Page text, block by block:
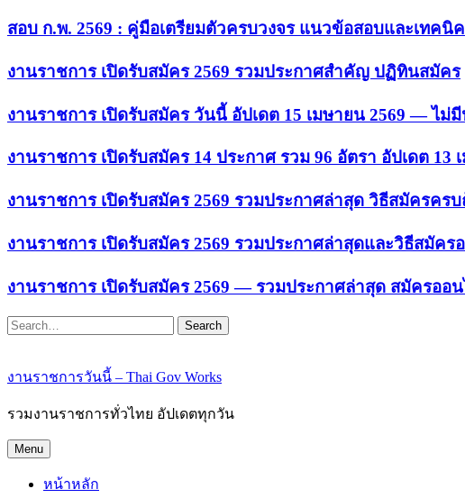
สอบ ก.พ. 2569 : คู่มือเตรียมตัวครบวงจร แนวข้อสอบและเทคนิค
งานราชการ เปิดรับสมัคร 2569 รวมประกาศสำคัญ ปฏิทินสมัคร
งานราชการ เปิดรับสมัคร วันนี้ อัปเดต 15 เมษายน 2569 — ไม่
งานราชการ เปิดรับสมัคร 14 ประกาศ รวม 96 อัตรา อัปเดต 13 เ
งานราชการ เปิดรับสมัคร 2569 รวมประกาศล่าสุด วิธีสมัครคร
งานราชการ เปิดรับสมัคร 2569 รวมประกาศล่าสุดและวิธีสมัคร
งานราชการ เปิดรับสมัคร 2569 — รวมประกาศล่าสุด สมัครออ
Search
งานราชการวันนี้ – Thai Gov Works
รวมงานราชการทั่วไทย อัปเดตทุกวัน
Menu
หน้าหลัก